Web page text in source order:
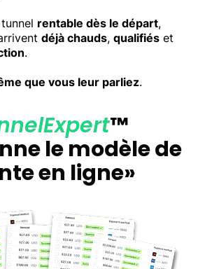
rentable dès le départ,
déjà chauds, qualifiés et
.
que vous leur parliez.
™
le modèle de
en ligne»